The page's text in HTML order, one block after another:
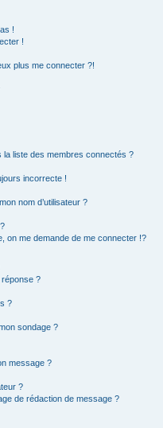
!
!
plus me connecter ?!
la liste des membres connectés ?
incorrecte !
nom d’utilisateur ?
on me demande de me connecter !?
?
?
sondage ?
message ?
?
de rédaction de message ?